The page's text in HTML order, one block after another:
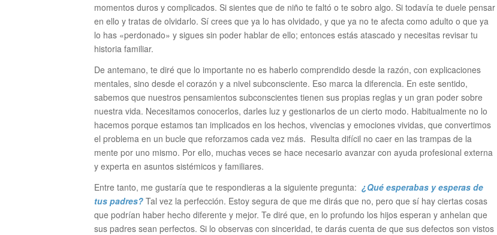
momentos duros y complicados. Si sientes que de niño te faltó o te sobro algo. Si todavía te duele pensar
en ello y tratas de olvidarlo. Sí crees que ya lo has olvidado, y que ya no te afecta como adulto o que ya
lo has «perdonado» y sigues sin poder hablar de ello; entonces estás atascado y necesitas revisar tu
historia familiar.
De antemano, te diré que lo importante no es haberlo comprendido desde la razón, con explicaciones
mentales, sino desde el corazón y a nivel subconsciente. Eso marca la diferencia. En este sentido,
sabemos que nuestros pensamientos subconscientes tienen sus propias reglas y un gran poder sobre
nuestra vida. Necesitamos conocerlos, darles luz y gestionarlos de un cierto modo. Habitualmente no lo
hacemos porque estamos tan implicados en los hechos, vivencias y emociones vividas, que convertimos
el problema en un bucle que reforzamos cada vez más. Resulta difícil no caer en las trampas de la
mente por uno mismo. Por ello, muchas veces se hace necesario avanzar con ayuda profesional externa
y experta en asuntos sistémicos y familiares.
Entre tanto, me gustaría que te respondieras a la siguiente pregunta: ¿Qué esperabas y esperas de
tus padres? Tal vez la perfección. Estoy segura de que me dirás que no, pero que sí hay ciertas cosas
que podrían haber hecho diferente y mejor. Te diré que, en lo profundo los hijos esperan y anhelan que
sus padres sean perfectos. Si lo observas con sinceridad, te darás cuenta de que sus defectos son vistos